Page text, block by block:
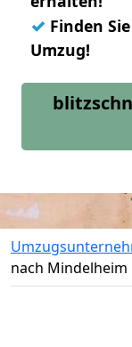
✓ Finden
Umzug!
nach Mindelheim